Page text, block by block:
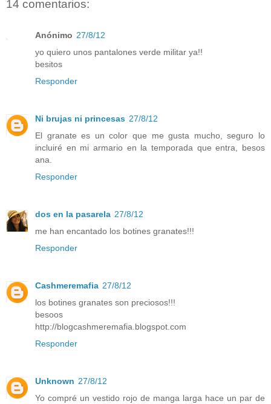
14 comentarios:
Anónimo 27/8/12
yo quiero unos pantalones verde militar ya!!
besitos
Responder
Ni brujas ni princesas 27/8/12
El granate es un color que me gusta mucho, seguro lo
incluiré en mi armario en la temporada que entra, besos
ana.
Responder
dos en la pasarela 27/8/12
me han encantado los botines granates!!!
Responder
Cashmeremafia 27/8/12
los botines granates son preciosos!!!
besoos
http://blogcashmeremafia.blogspot.com
Responder
Unknown 27/8/12
Yo compré un vestido rojo de manga larga hace un par de